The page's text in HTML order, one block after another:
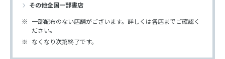
その他全国一部書店
一部配布のない店舗がございます。詳しくは各店までご確認く
ださい。
なくなり次第終了です。